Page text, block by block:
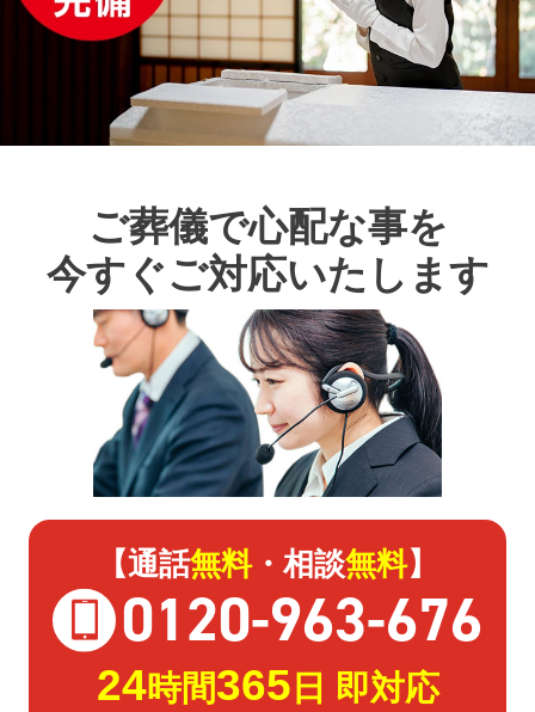
ご葬儀で心配な事を
今すぐご対応いたします
【通話無料・相談無料】
0120-963-676
24時間365 日 即対応